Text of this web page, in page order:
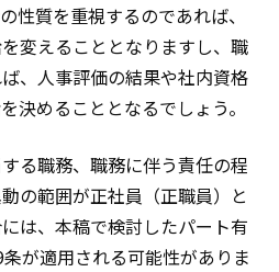
性質を重視するのであれば、
変えることとなりますし、職
、人事評価の結果や社内資格
決めることとなるでしょう。
る職務、職務に伴う責任の程
の範囲が正社員（正職員）と
は、本稿で検討したパート有
が適用される可能性がありま